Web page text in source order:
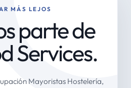
MÁS LEJOS
parte de
Services.
Mayoristas Hostelería,